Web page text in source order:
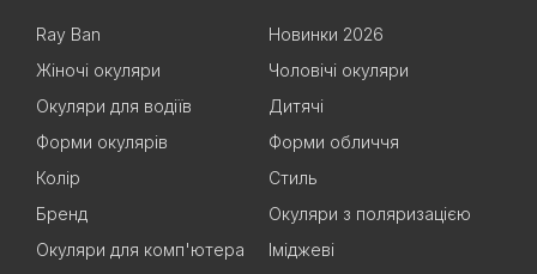
Ray Ban
Новинки 2026
Жіночі окуляри
Чоловічі окуляри
Окуляри для водіїв
Дитячі
Форми окулярів
Форми обличчя
Колір
Стиль
Бренд
Окуляри з поляризацією
Окуляри для комп'ютера
Іміджеві